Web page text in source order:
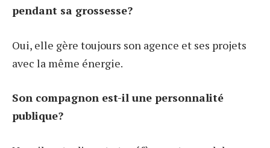
pendant sa grossesse?
Oui, elle gère toujours son agence et ses projets
avec la même énergie.
Son compagnon est-il une personnalité
publique?